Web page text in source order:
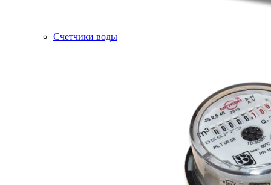
Счетчики воды